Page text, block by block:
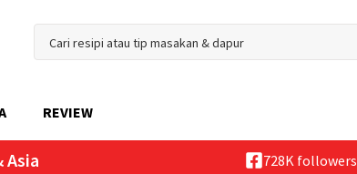
REVIEW
Asia 728K followers